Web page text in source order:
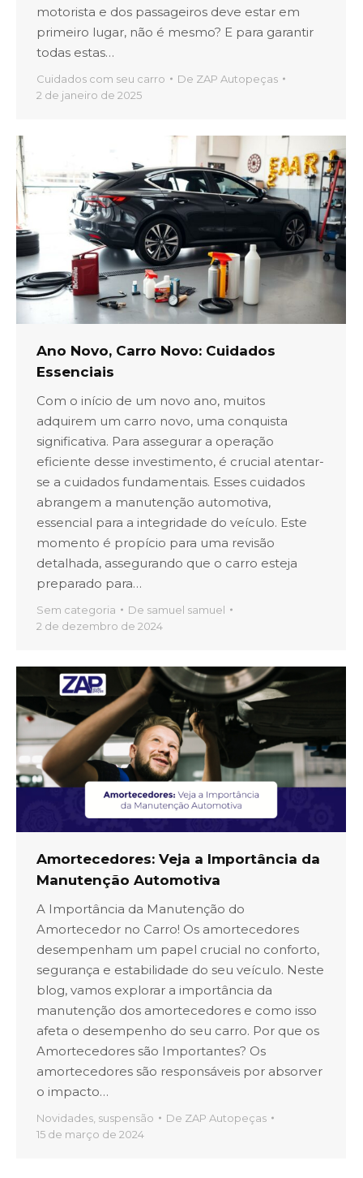
motorista e dos passageiros deve estar em
primeiro lugar, não é mesmo? E para garantir
todas estas…
Cuidados com seu carro De ZAP Autopeças
2 de janeiro de 2025
Ano Novo, Carro Novo: Cuidados
Essenciais
Com o início de um novo ano, muitos
adquirem um carro novo, uma conquista
significativa. Para assegurar a operação
eficiente desse investimento, é crucial atentar-
se a cuidados fundamentais. Esses cuidados
abrangem a manutenção automotiva,
essencial para a integridade do veículo. Este
momento é propício para uma revisão
detalhada, assegurando que o carro esteja
preparado para…
Sem categoria De samuel samuel
2 de dezembro de 2024
Amortecedores: Veja a Importância da
Manutenção Automotiva
A Importância da Manutenção do
Amortecedor no Carro! Os amortecedores
desempenham um papel crucial no conforto,
segurança e estabilidade do seu veículo. Neste
blog, vamos explorar a importância da
manutenção dos amortecedores e como isso
afeta o desempenho do seu carro. Por que os
Amortecedores são Importantes? Os
amortecedores são responsáveis por absorver
o impacto…
Novidades suspensão De ZAP Autopeças
15 de março de 2024